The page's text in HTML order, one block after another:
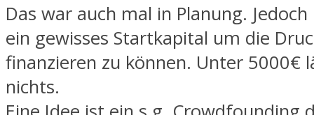
Das war auch mal in Planung.
ein gewisses Startkapital um die
finanzieren zu können. Unter 5000€
nichts.